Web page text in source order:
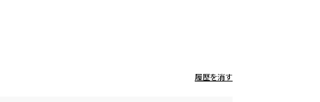
履歴を消す